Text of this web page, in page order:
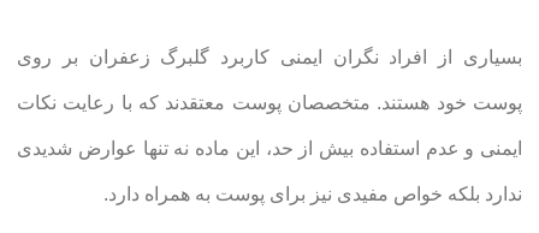
بسیاری از افراد نگران ایمنی کاربرد گلبرگ زعفران بر روی
پوست خود هستند. متخصصان پوست معتقدند که با رعایت نکات
ایمنی و عدم استفاده بیش از حد، این ماده نه تنها عوارض شدیدی
ندارد بلکه خواص مفیدی نیز برای پوست به همراه دارد.